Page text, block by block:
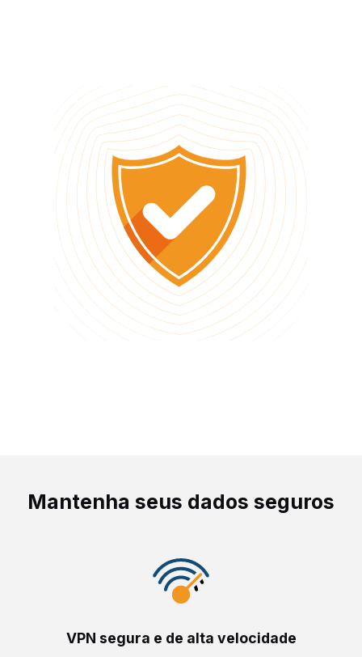
Mantenha seus dados seguros
VPN segura e de alta velocidade